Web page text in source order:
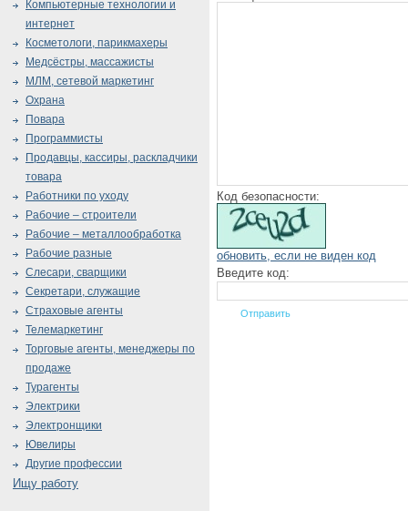
Код безопасности:
обновить, если не виден код
Введите код:
Компьютерные технологии и
интернет
Косметологи, парикмахеры
Медсёстры, массажисты
МЛМ, сетевой маркетинг
Охрана
Повара
Программисты
Продавцы, кассиры, раскладчики
товара
Работники по уходу
Рабочие – строители
Рабочие – металлообработка
Рабочие разные
Слесари, сварщики
Секретари, служащие
Страховые агенты
Телемаркетинг
Торговые агенты, менеджеры по
продаже
Турагенты
Электрики
Электронщики
Ювелиры
Другие профессии
Ищу работу